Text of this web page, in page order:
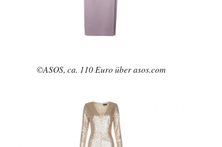
©ASOS, ca. 110 Euro über asos.com